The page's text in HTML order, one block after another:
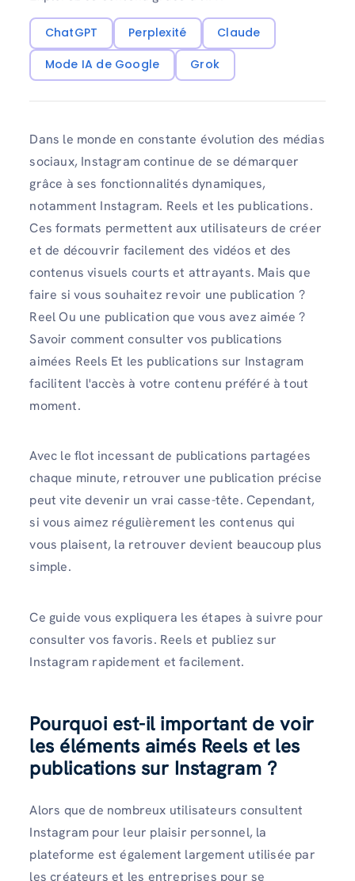
ChatGPT Perplexité
Claude
Mode IA de Google
Grok
Dans le monde en constante évolution des médias
sociaux, Instagram continue de se démarquer
grâce à ses fonctionnalités dynamiques,
notamment Instagram. Reels et les publications.
Ces formats permettent aux utilisateurs de créer
et de découvrir facilement des vidéos et des
contenus visuels courts et attrayants. Mais que
faire si vous souhaitez revoir une publication ?
Reel Ou une publication que vous avez aimée ?
Savoir comment consulter vos publications
aimées Reels Et les publications sur Instagram
facilitent l'accès à votre contenu préféré à tout
moment.
Avec le flot incessant de publications partagées
chaque minute, retrouver une publication précise
peut vite devenir un vrai casse-tête. Cependant,
si vous aimez régulièrement les contenus qui
vous plaisent, la retrouver devient beaucoup plus
simple.
Ce guide vous expliquera les étapes à suivre pour
consulter vos favoris. Reels et publiez sur
Instagram rapidement et facilement.
Pourquoi est-il important de voir
les éléments aimés Reels et les
publications sur Instagram ?
Alors que de nombreux utilisateurs consultent
Instagram pour leur plaisir personnel, la
plateforme est également largement utilisée par
les créateurs et les entreprises pour se